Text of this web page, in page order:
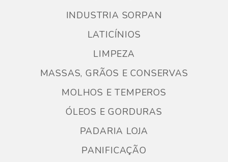
INDUSTRIA SORPAN
LATICÍNIOS
LIMPEZA
MASSAS, GRÃOS E CONSERVAS
MOLHOS E TEMPEROS
ÓLEOS E GORDURAS
PADARIA LOJA
PANIFICAÇÃO